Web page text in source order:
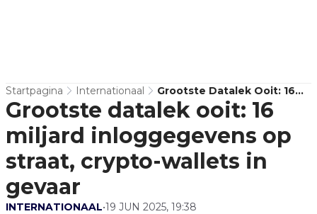
Startpagina Internationaal
Grootste Datalek Ooit: 16
Miljard Inloggegevens Op
Straat, Crypto-Wallets In
Gevaar
Grootste datalek ooit: 16
miljard inloggegevens op
straat, crypto-wallets in
gevaar
INTERNATIONAAL•19 JUN 2025, 19:38